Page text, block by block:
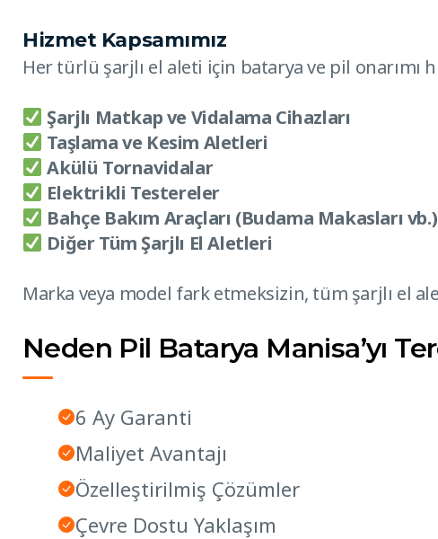
Hizmet Kapsamımız
Her türlü şarjlı el aleti için batarya ve pil
Şarjlı Matkap ve Vidalama Cihazları
Taşlama ve Kesim Aletleri
Akülü Tornavidalar
Elektrikli Testereler
Bahçe Bakım Araçları (Budama Makasları vb.)
Diğer Tüm Şarjlı El Aletleri
Marka veya model fark etmeksizin, tüm şarjlı el
Neden Pil Batarya Manisa’yı
6 Ay Garanti
Maliyet Avantajı
Özelleştirilmiş Çözümler
Çevre Dostu Yaklaşım